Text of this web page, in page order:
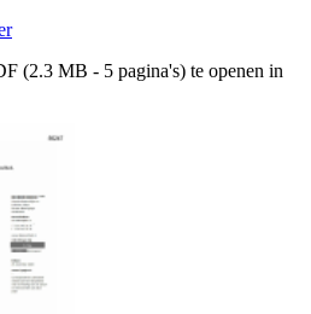
(2.3 MB - 5 pagina's) te openen in